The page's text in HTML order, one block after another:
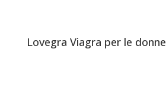
Lovegra Viagra per le donne